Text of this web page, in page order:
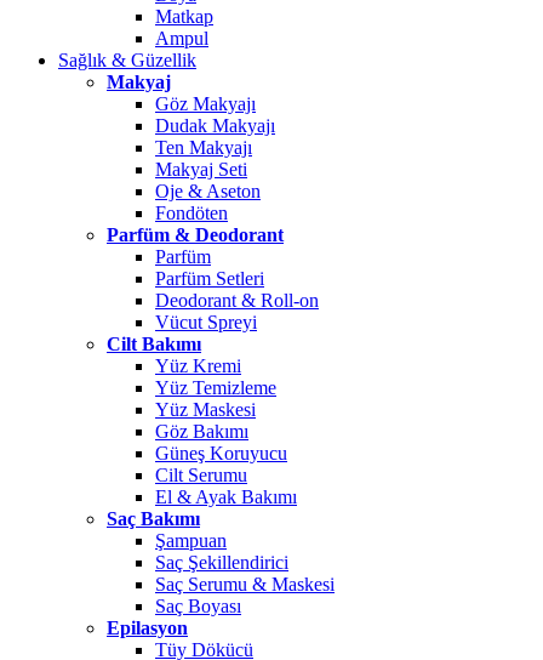
Matkap
Ampul
Sağlık & Güzellik
Makyaj
Göz Makyajı
Dudak Makyajı
Ten Makyajı
Makyaj Seti
Oje & Aseton
Fondöten
Parfüm & Deodorant
Parfüm
Parfüm Setleri
Deodorant & Roll-on
Vücut Spreyi
Cilt Bakımı
Yüz Kremi
Yüz Temizleme
Yüz Maskesi
Göz Bakımı
Güneş Koruyucu
Cilt Serumu
El & Ayak Bakımı
Saç Bakımı
Şampuan
Saç Şekillendirici
Saç Serumu & Maskesi
Saç Boyası
Epilasyon
Tüy Dökücü